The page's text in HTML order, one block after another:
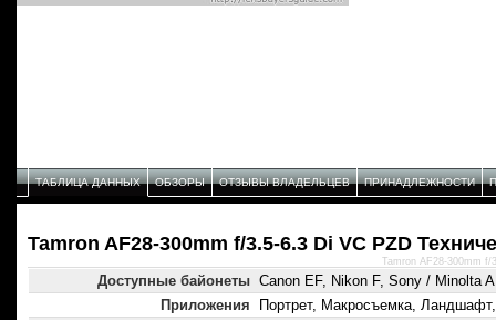
ТАБЛИЦА ДАННЫХ ОБЗОРЫ ОТЗЫВЫ ВЛАДЕЛЬЦЕВ ПРИНАДЛЕЖНОСТИ
Tamron AF28-300mm f/3.5-6.3 Di VC PZD
Доступные байонеты Canon EF, Nikon F, Sony / Minolta A
Приложения
Портрет, Макросъемка,
Tamron AF28-300mm f/